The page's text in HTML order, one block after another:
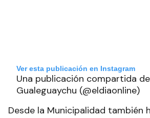
Ver esta publicación en Instagram
Una publicación compartida
Gualeguaychu (@eldiaonline)
Desde la Municipalidad también